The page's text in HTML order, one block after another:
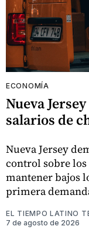
ECONOMÍA
Nueva
salarios de
Nueva Jersey
control sobre
mantener bajos
primera
EL TIEMPO LATINO
7 de agosto de 2026